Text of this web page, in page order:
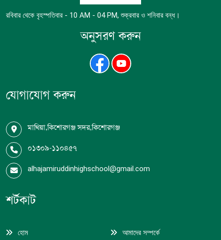
রবিবার থেকে বৃহস্পতিবার - 10 AM - 04 PM, শুক্রবার ও শনিবার বন্ধ।
অনুসরণ করুন
যোগাযোগ করুন
মাথিয়া,কিশোরগঞ্জ সদর,কিশোরগঞ্জ
০১৩০৯-১১০৪৫৭
alhajamiruddinhighschool@gmail.com
শর্টকাট
হোম আমাদের সম্পর্কে